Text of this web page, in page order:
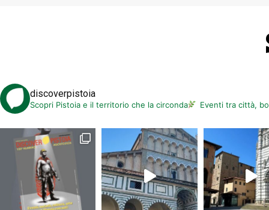
discoverpistoia
Scopri Pistoia e il territorio che la circonda Eventi tra città,